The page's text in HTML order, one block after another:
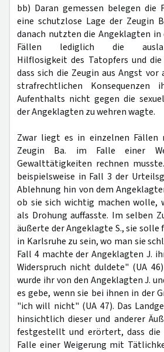
bb) Daran gemessen belegen die
eine schutzlose Lage der Zeugin
danach nutzten die Angeklagten in
Fällen lediglich die
Hilflosigkeit des Tatopfers und die
dass sich die Zeugin aus Angst vor
strafrechtlichen Konsequenzen
Aufenthalts nicht gegen die
der Angeklagten zu wehren wagte.
Zwar liegt es in einzelnen Fällen
Zeugin Ba. im Falle einer
Gewalttätigkeiten rechnen
beispielsweise in Fall 3 der
Ablehnung hin von dem
ob sie sich wichtig machen wolle,
als Drohung auffasste. Im selben
äußerte der Angeklagte S., sie solle
in Karlsruhe zu sein, wo man sie
Fall 4 machte der Angeklagten J.
Widerspruch nicht duldete" (UA
wurde ihr von den Angeklagten J.
es gebe, wenn sie bei ihnen in der
"ich will nicht" (UA 47). Das
hinsichtlich dieser und anderer
festgestellt und erörtert, dass die
Falle einer Weigerung mit